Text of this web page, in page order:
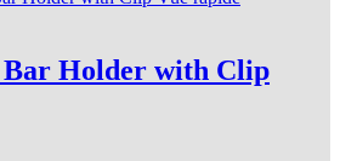
Bar Holder with Clip